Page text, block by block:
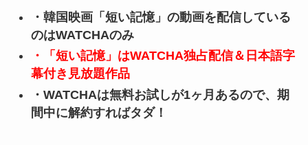
・韓国映画「短い記憶」の動画を配信している
のはWATCHAのみ
・「短い記憶」はWATCHA独占配信＆日本語字
幕付き見放題作品
・WATCHAは無料お試しが1ヶ月あるので、期
間中に解約すればタダ！